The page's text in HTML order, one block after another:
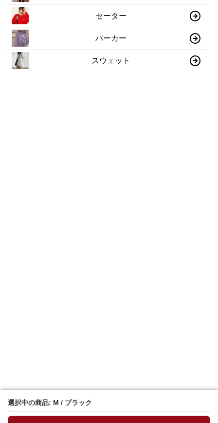
選択中の商品: M / ブラック
選択中の商品: M / ブラック
セーター
パーカー
スウェット